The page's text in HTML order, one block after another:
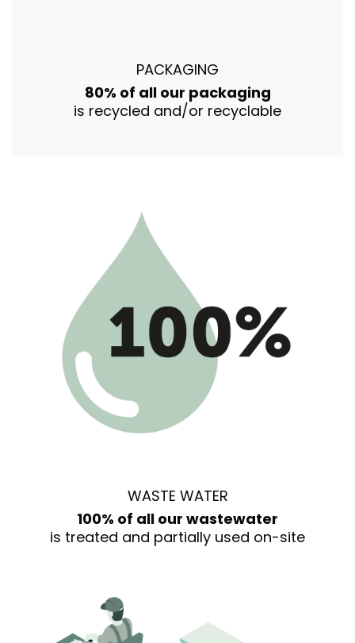
PACKAGING
80% of all our packaging
is recycled and/or recyclable
WASTE WATER
100% of all our wastewater
is treated and partially used on-site